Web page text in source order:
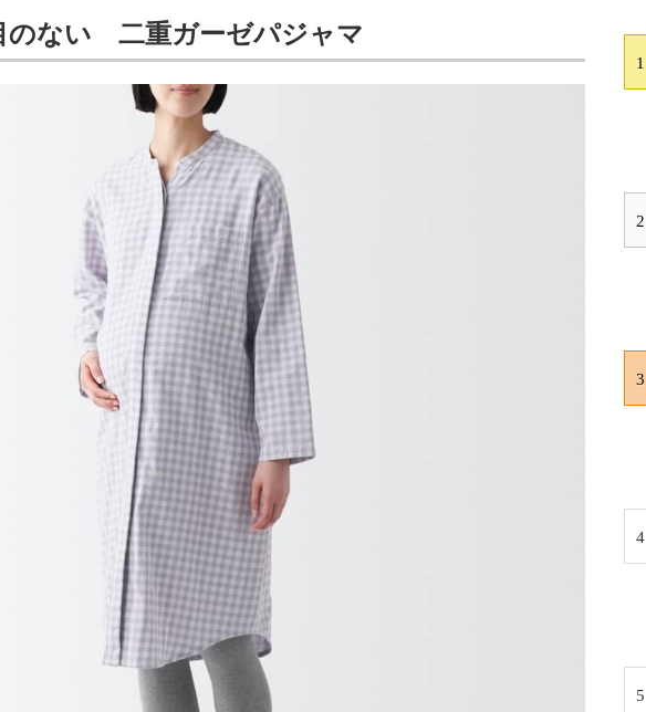
のない 二重ガーゼパジャマ
1
2
3
4
5